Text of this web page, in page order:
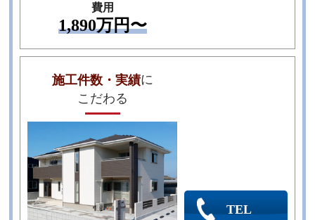
費用
1,890万円〜
施工件数・実績に
こだわる
TEL